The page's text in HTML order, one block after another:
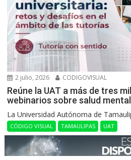
2 julio, 2026 CODIGOVISUAL
Reúne la UAT a más de tres
webinarios sobre salud mental
La Universidad Autónoma de
CÓDIGO VISUAL TAMAULIPAS UAT